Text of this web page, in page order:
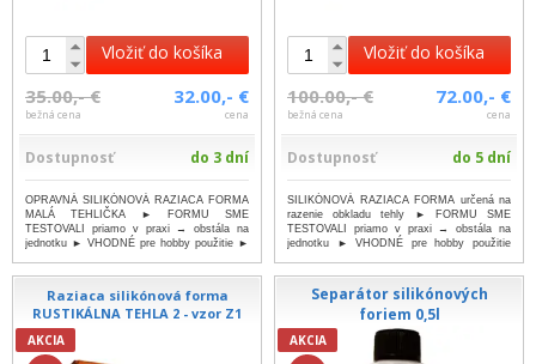
Vložiť do košíka
35.00,- €
bežná cena
32.00,- €
cena
Dostupnosť do 3 dní
OPRAVNÁ SILIKÓNOVÁ RAZIACA FORMA
MALÁ TEHLIČKA ► FORMU SME
TESTOVALI priamo v praxi → obstála na
jednotku ► VHODNÉ pre hobby použitie ►
Vložiť do košíka
100.00,- €
bežná cena
72.00,- €
cena
Dostupnosť do 5 dní
SILIKÓNOVÁ RAZIACA FORMA určená na
razenie obkladu tehly ► FORMU SME
TESTOVALI priamo v praxi → obstála na
jednotku ► VHODNÉ pre hobby použitie
Raziaca silikónová forma
RUSTIKÁLNA TEHLA 2 - vzor Z1
AKCIA
Separátor silikónových
foriem 0,5l
AKCIA